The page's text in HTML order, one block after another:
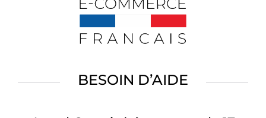
BESOIN D’AIDE